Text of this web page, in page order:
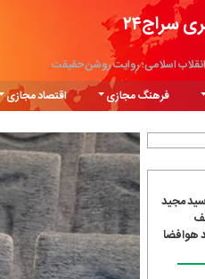
سراج۲۴
اسلامی؛ روایت روشن حقیقت
فرهنگ مجازی اقتصاد مجازی
مجید
هوافضا